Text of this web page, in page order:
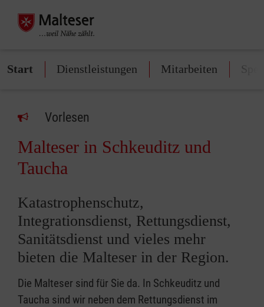
Start Dienstleistungen Mitarbeiten
Vorlesen
Malteser in Schkeuditz und
Taucha
Katastrophenschutz,
Integrationsdienst, Rettungsdienst,
Sanitätsdienst und vieles mehr
bieten die Malteser in der Region.
Die Malteser sind für Sie da. In Schkeuditz und
Taucha sind wir neben dem Rettungsdienst im